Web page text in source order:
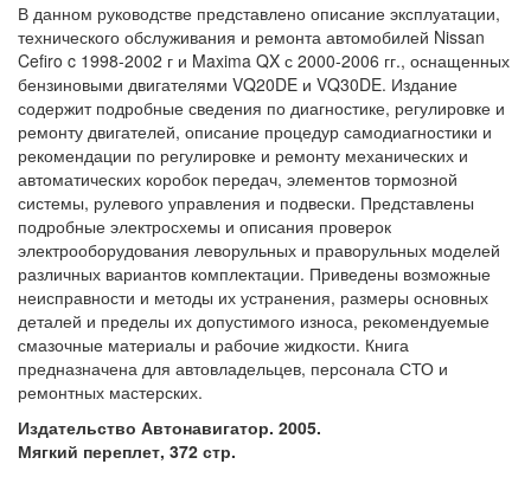
В данном руководстве представлено описание эксплуатации,
технического обслуживания и ремонта автомобилей Nissan
Cefiro c 1998-2002 г и Maxima QX с 2000-2006 гг., оснащенных
бензиновыми двигателями VQ20DE и VQ30DE. Издание
содержит подробные сведения по диагностике, регулировке и
ремонту двигателей, описание процедур самодиагностики и
рекомендации по регулировке и ремонту механических и
автоматических коробок передач, элементов тормозной
системы, рулевого управления и подвески. Представлены
подробные электросхемы и описания проверок
электрооборудования леворульных и праворульных моделей
различных вариантов комплектации. Приведены возможные
неисправности и методы их устранения, размеры основных
деталей и пределы их допустимого износа, рекомендуемые
смазочные материалы и рабочие жидкости. Книга
предназначена для автовладельцев, персонала СТО и
ремонтных мастерских.
Издательство Автонавигатор. 2005.
Мягкий переплет, 372 стр.